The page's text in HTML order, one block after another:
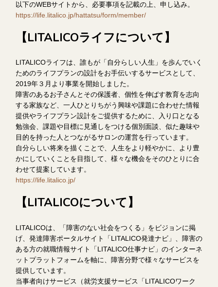
以下のWEBサイトから、必要事項を記載の上、申し込み。
https://life.litalico.jp/hattatsu/form/member/
【LITALICOライフについて】
LITALICOライフは、誰もが「自分らしい人生」を歩んでいく
ためのライフプランの設計をお手伝いするサービスとして、
2019年３月より事業を開始しました。
障害のあるお子さんとその保護者、個性を伸ばす教育を志向
する家族など、一人ひとりちがう興味や課題に合わせた情報
提供やライフプラン設計をご提供するために、入り口となる
勉強会、課題や目標に見通しをつける個別面談、似た趣味や
目的を持った人とつながるサロンの運営を行っています。
自分らしい将来を描くことで、人生をより軽やかに、より豊
かにしていくことを目指して、様々な機会をそのひとりに合
わせて提案しています。
https://life.litalico.jp/
【LITALICOについて】
LITALICOは、「障害のない社会をつくる」をビジョンに掲
げ、発達障害ポータルサイト「LITALICO発達ナビ」、障害の
ある方の就職情報サイト「LITALICO仕事ナビ」のインターネ
ットプラットフォームを軸に、障害分野で様々なサービスを
提供しています。
当事者向けサービス（就労支援サービス「LITALICOワーク